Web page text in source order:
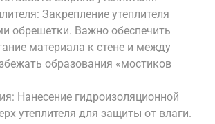
Закрепление утеплителя
обрешетки. Важно обеспечить
материала к стене и между
образования «мостиков
Нанесение гидроизоляционной
утеплителя для защиты от влаги.